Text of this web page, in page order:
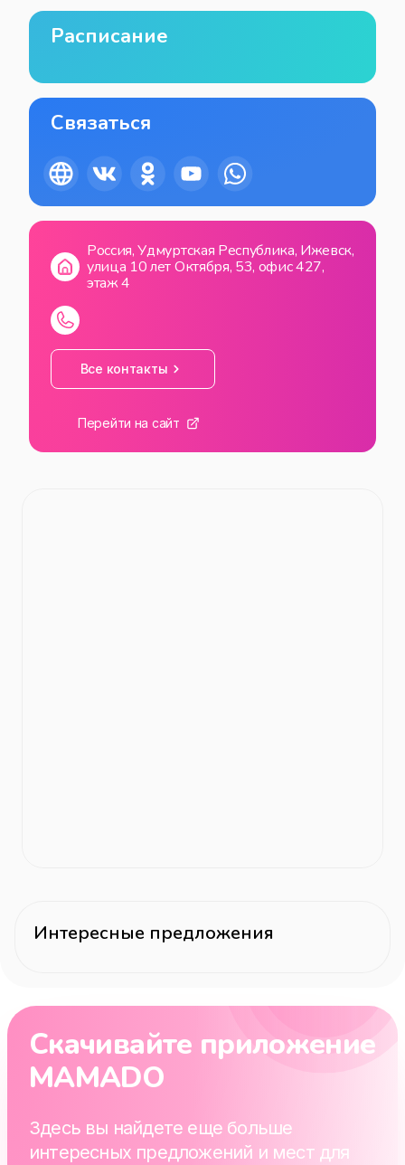
Расписание
Связаться
Россия, Удмуртская Республика, Ижевск,
улица 10 лет Октября, 53, офис 427,
этаж 4
Все контакты
Перейти на сайт
Интересные предложения
Скачивайте приложение
MAMADO
Здесь вы найдете еще больше
интересных предложений и мест для